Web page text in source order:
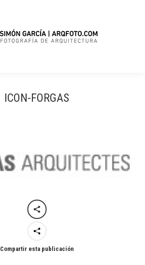
ICON-FORGAS
Compartir esta publicación